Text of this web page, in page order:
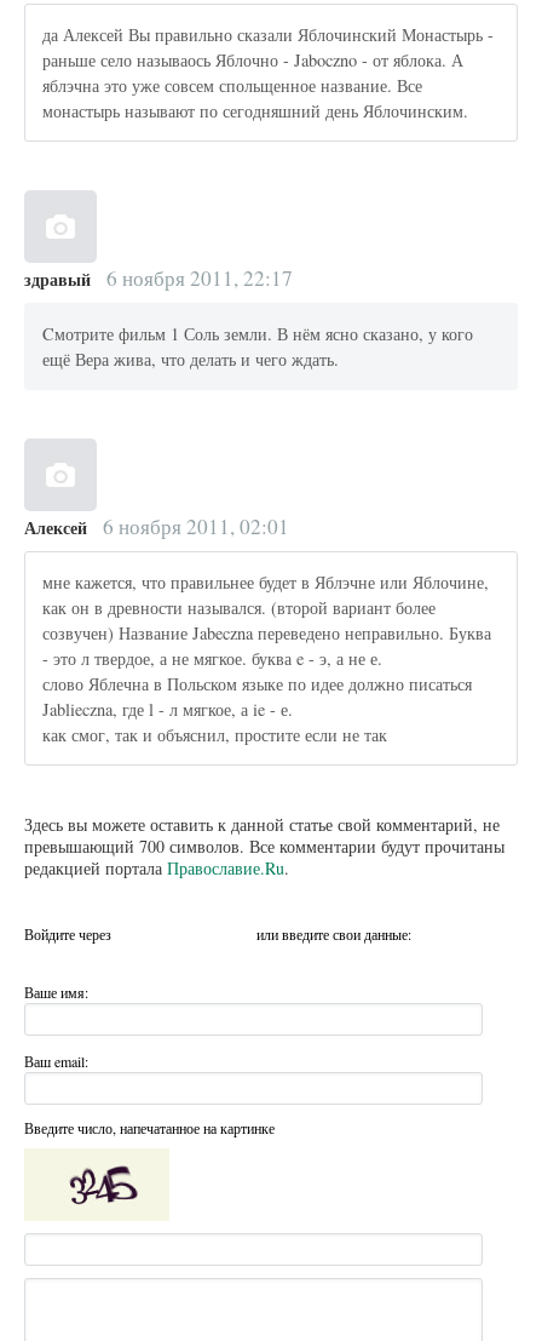
да Алексей Вы правильно сказали Яблочинский Монастырь -
раньше село называось Яблочно - Jaboczno - от яблока. А
яблэчна это уже совсем спольщенное название. Все
монастырь называют по сегодняшний день Яблочинским.
здравый 6 ноября 2011, 22:17
Cмотрите фильм 1 Соль земли. В нём ясно сказано, у кого
ещё Вера жива, что делать и чего ждать.
Алексей 6 ноября 2011, 02:01
мне кажется, что правильнее будет в Яблэчне или Яблочине,
как он в древности назывался. (второй вариант более
созвучен) Название Jabeczna переведено неправильно. Буква
- это л твердое, а не мягкое. буква e - э, а не е.
слово Яблечна в Польском языке по идее должно писаться
Jablieczna, где l - л мягкое, а ie - е.
как смог, так и объяснил, простите если не так
Здесь вы можете оставить к данной статье свой комментарий, не
превышающий 700 символов. Все комментарии будут прочитаны
редакцией портала Православие.Ru.
Войдите через или введите свои данные:
Ваше имя:
Ваш email:
Введите число, напечатанное на картинке